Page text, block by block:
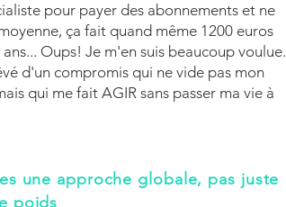
pour payer des abonnements et ne
ça fait quand même 1200 euros
Oups! Je m'en suis beaucoup voulue.
d'un compromis qui ne vide pas mon
qui me fait AGIR sans passer ma vie à
une approche globale, pas juste
poids